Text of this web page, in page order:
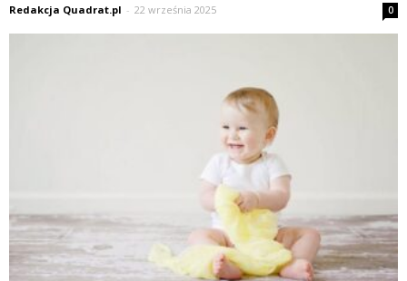
Redakcja Quadrat.pl - 22 września 2025 0